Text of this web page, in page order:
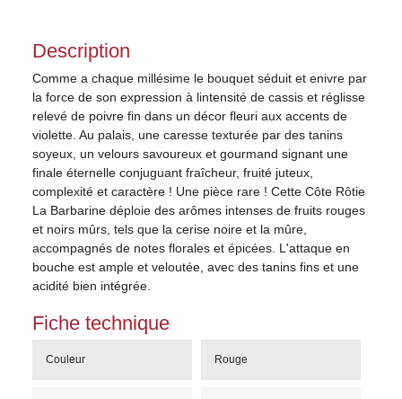
Description
Comme a chaque millésime le bouquet séduit et enivre par
la force de son expression à lintensité de cassis et réglisse
relevé de poivre fin dans un décor fleuri aux accents de
violette. Au palais, une caresse texturée par des tanins
soyeux, un velours savoureux et gourmand signant une
finale éternelle conjuguant fraîcheur, fruité juteux,
complexité et caractère ! Une pièce rare ! Cette Côte Rôtie
La Barbarine déploie des arômes intenses de fruits rouges
et noirs mûrs, tels que la cerise noire et la mûre,
accompagnés de notes florales et épicées. L'attaque en
bouche est ample et veloutée, avec des tanins fins et une
acidité bien intégrée.
Fiche technique
Couleur Rouge